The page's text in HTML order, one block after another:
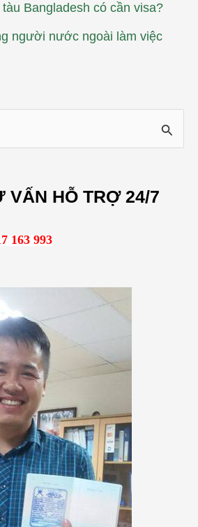
Bangladesh có cần visa?
người nước ngoài làm việc
VẤN HỖ TRỢ 24/7
163 993